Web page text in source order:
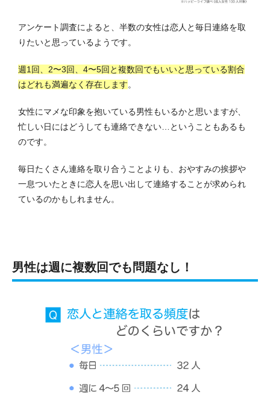
アンケート調査によると、半数の女性は恋人と毎日連絡を取
りたいと思っているようです。
週1回、2〜3回、4〜5回と複数回でもいいと思っている割合
はどれも満遍なく存在します。
女性にマメな印象を抱いている男性もいるかと思いますが、
忙しい日にはどうしても連絡できない…ということもあるも
のです。
毎日たくさん連絡を取り合うことよりも、おやすみの挨拶や
一息ついたときに恋人を思い出して連絡することが求められ
ているのかもしれません。
男性は週に複数回でも問題なし！